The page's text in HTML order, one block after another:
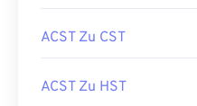
ACST Zu CST
ACST Zu HST